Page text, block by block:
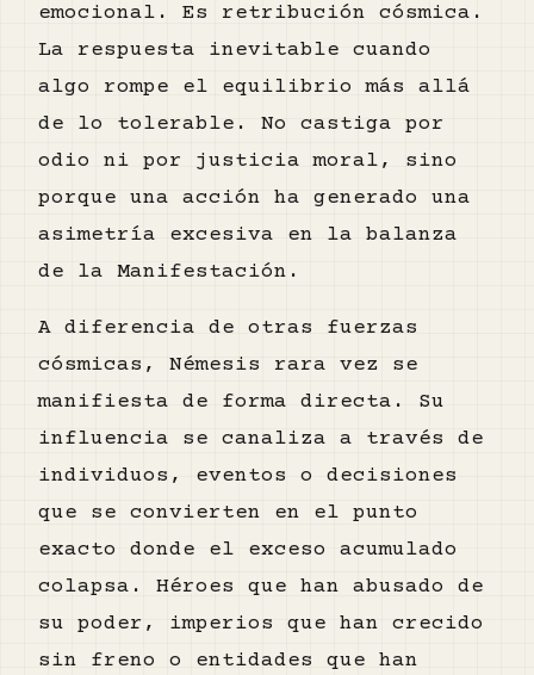
emocional. Es retribución cósmica.
La respuesta inevitable cuando
algo rompe el equilibrio más allá
de lo tolerable. No castiga por
odio ni por justicia moral, sino
porque una acción ha generado una
asimetría excesiva en la balanza
de la Manifestación.
A diferencia de otras fuerzas
cósmicas, Némesis rara vez se
manifiesta de forma directa. Su
influencia se canaliza a través de
individuos, eventos o decisiones
que se convierten en el punto
exacto donde el exceso acumulado
colapsa. Héroes que han abusado de
su poder, imperios que han crecido
sin freno o entidades que han